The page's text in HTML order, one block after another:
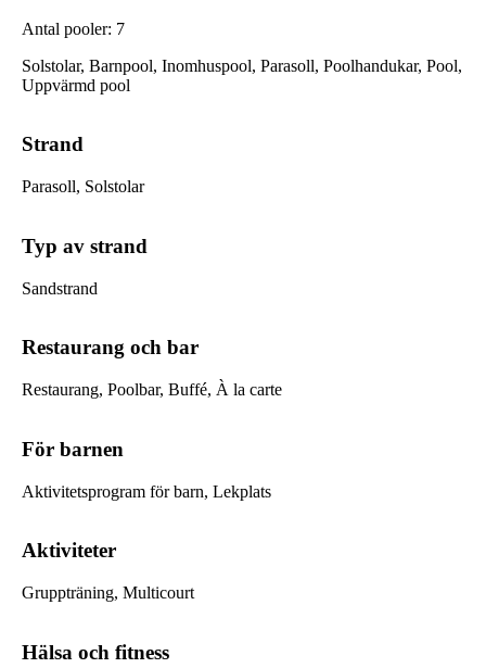
Antal pooler: 7
Solstolar, Barnpool, Inomhuspool, Parasoll, Poolhandukar, Pool,
Uppvärmd pool
Strand
Parasoll, Solstolar
Typ av strand
Sandstrand
Restaurang och bar
Restaurang, Poolbar, Buffé, À la carte
För barnen
Aktivitetsprogram för barn, Lekplats
Aktiviteter
Gruppträning, Multicourt
Hälsa och fitness